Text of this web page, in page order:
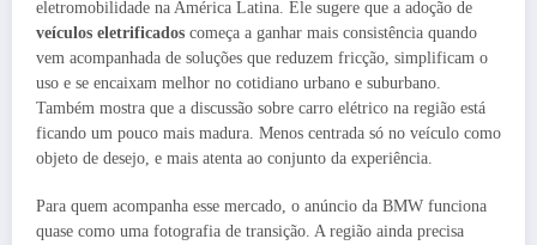
eletromobilidade na América Latina. Ele sugere que a adoção de
veículos eletrificados começa a ganhar mais consistência quando
vem acompanhada de soluções que reduzem fricção, simplificam o
uso e se encaixam melhor no cotidiano urbano e suburbano.
Também mostra que a discussão sobre carro elétrico na região está
ficando um pouco mais madura. Menos centrada só no veículo como
objeto de desejo, e mais atenta ao conjunto da experiência.
Para quem acompanha esse mercado, o anúncio da BMW funciona
quase como uma fotografia de transição. A região ainda precisa